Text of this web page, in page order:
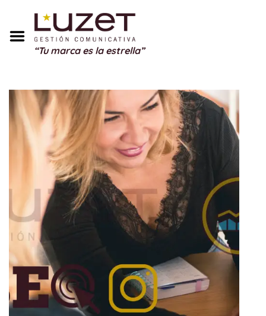
“Tu marca es la estrella”
Inicio
Sobre Mí
Portfolio
Blog
Testimonios
Regalos
Contacto